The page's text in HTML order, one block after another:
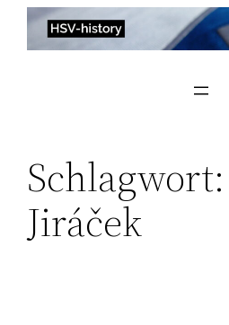
Zum
Inhalt
Schlagwort:
Jiráček